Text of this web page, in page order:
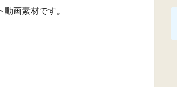
画素材です。